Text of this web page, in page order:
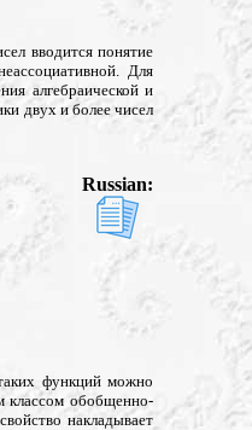
вводится понятие
Для
алгебраической и
двух и более чисел
Russian:
функций можно
классом обобщенно-
накладывает